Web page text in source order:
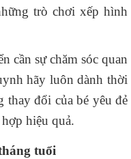
trò chơi xếp hình
cần sự chăm sóc quan
hãy luôn dành thời
thay đổi của bé yêu đẻ
hiệu quả.
tuổi